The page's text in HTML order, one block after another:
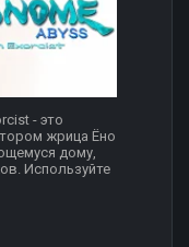
- это
жрица Ёно
дому,
Используйте